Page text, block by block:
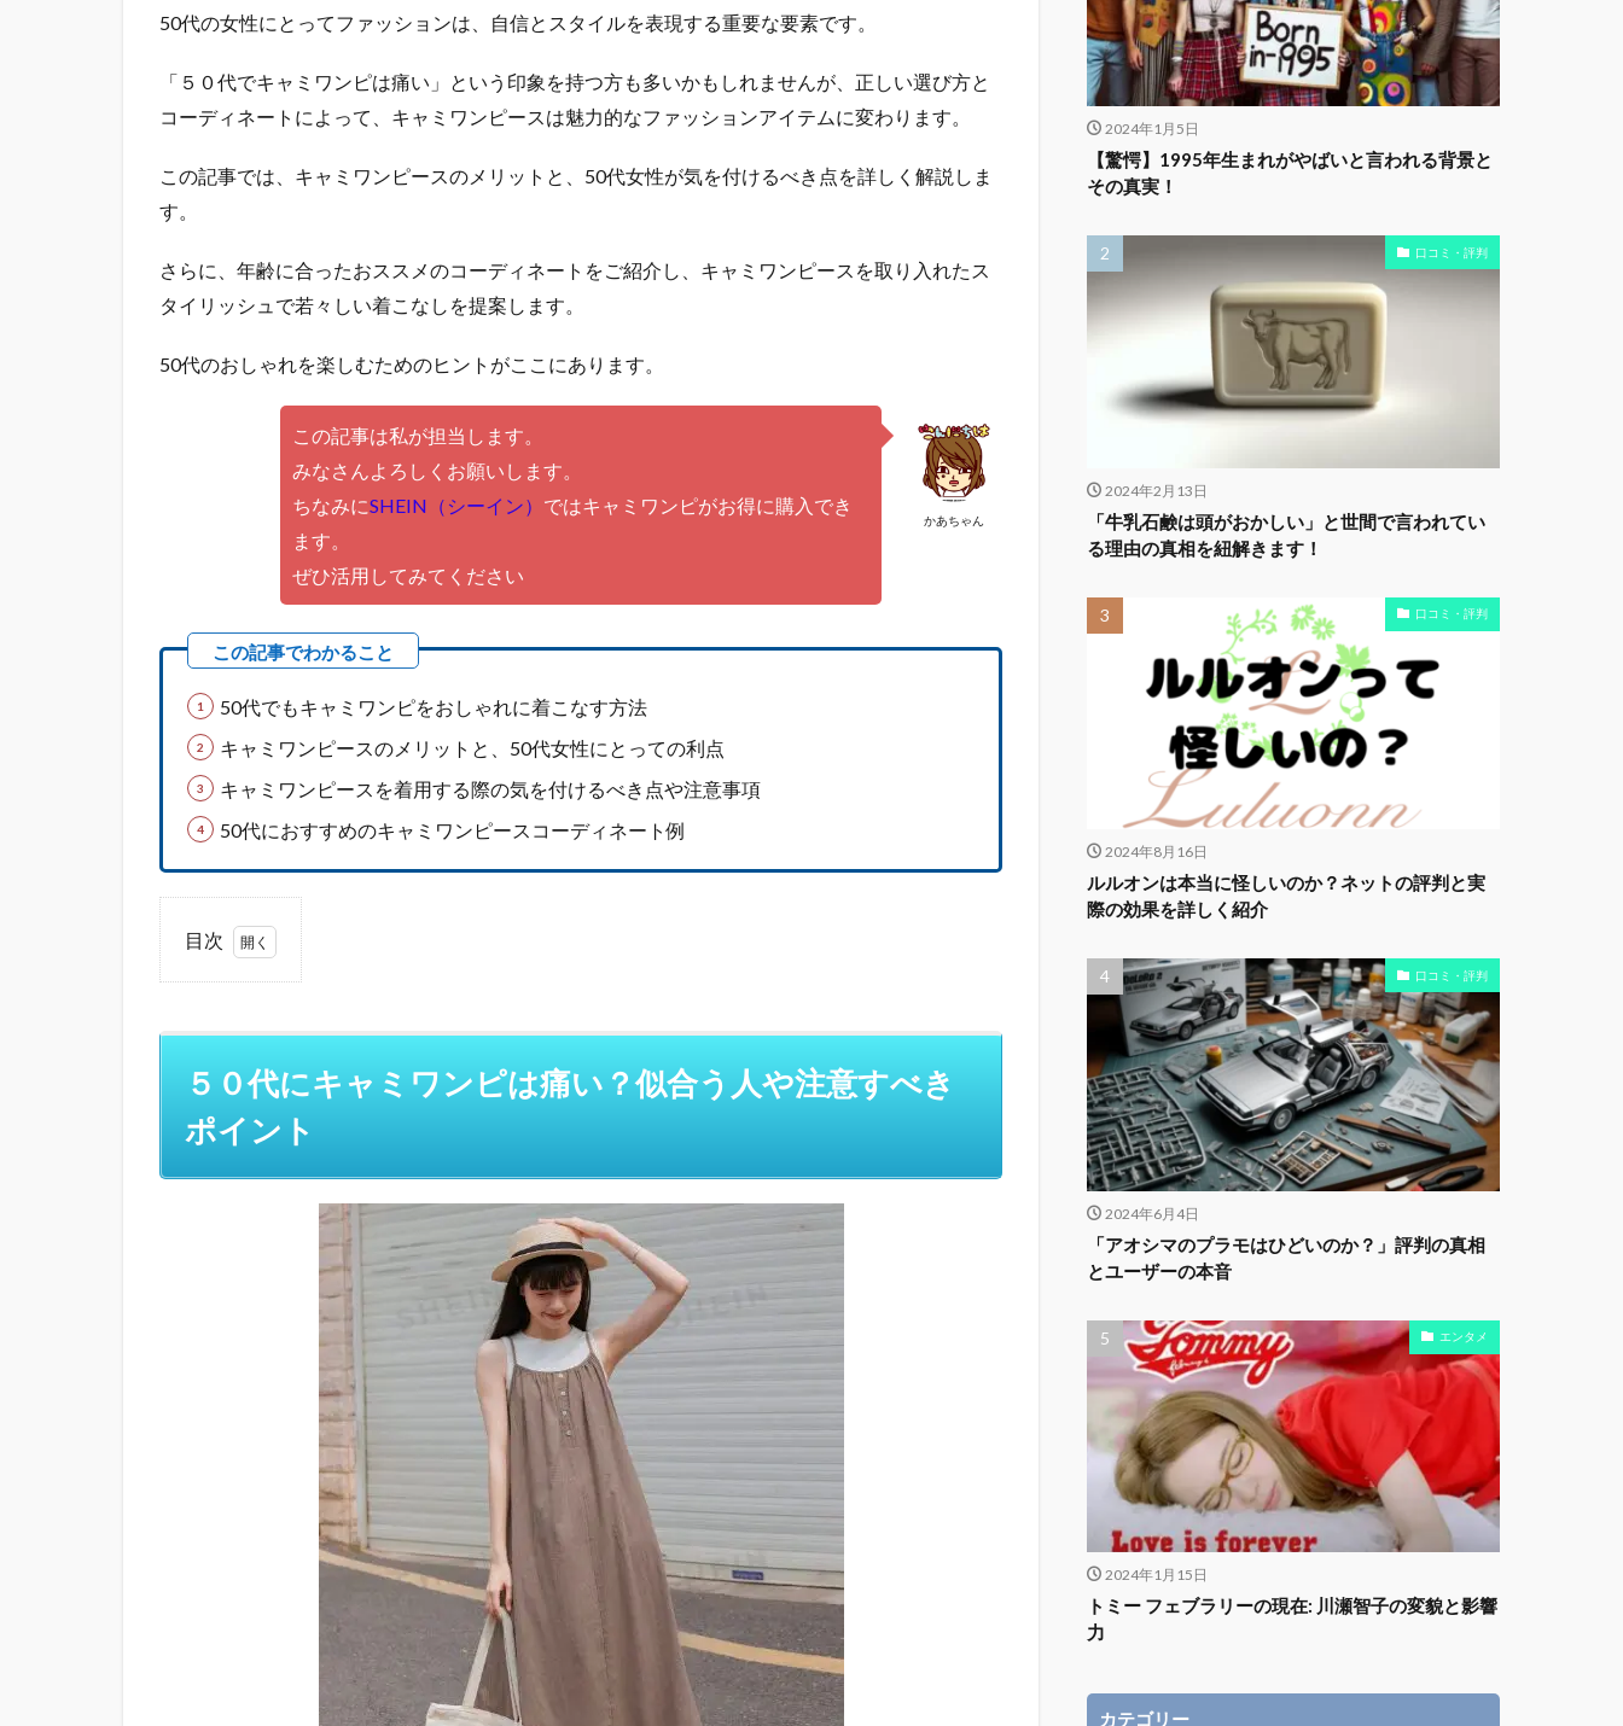
50代の女性にとってファッションは、自信とスタイルを表現する重要な要素です。
「５０代でキャミワンピは痛い」という印象を持つ方も多いかもしれませんが、正しい選び方と
コーディネートによって、キャミワンピースは魅力的なファッションアイテムに変わります。
この記事では、キャミワンピースのメリットと、50代女性が気を付けるべき点を詳しく解説しま
す。
さらに、年齢に合ったおススメのコーディネートをご紹介し、キャミワンピースを取り入れたス
タイリッシュで若々しい着こなしを提案します。
50代のおしゃれを楽しむためのヒントがここにあります。
かあちゃん
この記事は私が担当します。
みなさんよろしくお願いします。
ちなみにSHEIN（シーイン） ではキャミワンピがお得に購入でき
ます。
ぜひ活用してみてください
50代でもキャミワンピをおしゃれに着こなす方法
キャミワンピースのメリットと、50代女性にとっての利点
キャミワンピースを着用する際の気を付けるべき点や注意事項
50代におすすめのキャミワンピースコーディネート例
目次
ミワ
は痛
似合
５０代にキャミワンピは痛い？似合う人や注意すべき
ポイント
2024年1月5日
【驚愕】1995年生まれがやばいと言われる背景と
その真実！
口コミ・評判
2024年2月13日
「牛乳石鹸は頭がおかしい」と世間で言われてい
る理由の真相を紐解きます！
口コミ・評判
2024年8月16日
ルルオンは本当に怪しいのか？ネットの評判と実
際の効果を詳しく紹介
口コミ・評判
2024年6月4日
「アオシマのプラモはひどいのか？」評判の真相
とユーザーの本音
エンタメ
2024年1月15日
トミー フェブラリーの現在: 川瀬智子の変貌と影響
力
カテゴリー